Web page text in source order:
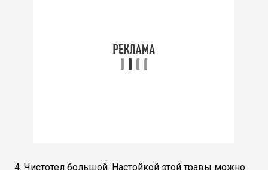
Чистотел большой. Настойкой этой травы можно